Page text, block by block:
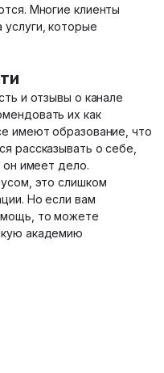
Многие клиенты
которые
и отзывы о канале
их как
имеют образование, что
рассказывать о себе,
он имеет дело.
это слишком
Но если вам
то можете
академию